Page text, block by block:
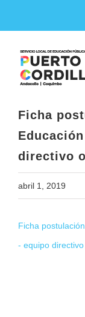
Ficha
directivo
abril 1, 2019
Ficha
- equipo